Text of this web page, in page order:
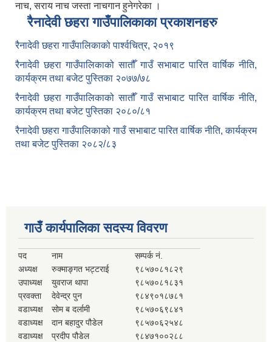
नाच, सराय नाच जस्ता नाचगान हुनेगरेका ।
रैनादेवी छहरा गाउँपालिकाका प्रकाशनहरु
रैनादेवी छहरा गाउँपालिकाको पार्श्वचित्र, २०१९
रैनादेवी छहरा गाउँपालिकाको सातौँ गाउँ सभाबाट पारित वार्षिक नीति,
कार्यक्रम तथा बजेट पुस्तिका २०७७/७८
रैनादेवी छहरा गाउँपालिकाको सातौँ गाउँ सभाबाट पारित वार्षिक नीति,
कार्यक्रम तथा बजेट पुस्तिका २०८०/८१
रैनादेवी छहरा गाउँपालिकाको गाउँ सभाबाट पारित वार्षिक नीति, कार्यक्रम
तथा बजेट पुस्तिका २०८२/८३
गाउँ कार्यपालिका सदस्य विवरण
पद नाम
सम्पर्क नं.
अध्यक्ष
रुक्माङ्गत भट्टराई
९८५७०८१८२९
उपाध्यक्ष
युवराज थापा
९८५७०८१८३१
प्रवक्ता
देवेन्द्र पुन
९८४९०१८७८१
वडाध्यक्ष
सोम ब दर्लामी
९८५७०६९८४१
वडाध्यक्ष
दान बहादुर पौडेल
९८५७०६२५४८
वडाध्यक्ष
प्रदीप पौडेल
९८४७१००२८८